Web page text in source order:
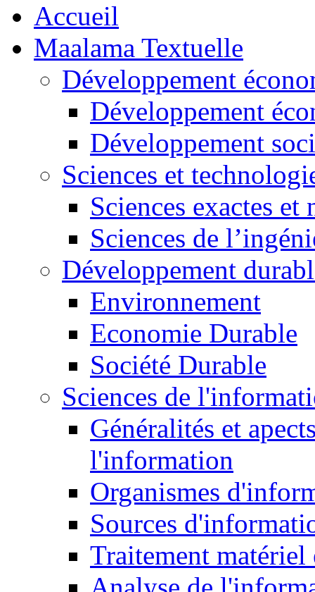
Accueil
Maalama Textuelle
Développement
Développement
Développement
Sciences et
Sciences exactes et
Sciences de
Développement
Environnement
Economie Durable
Société Durable
Sciences de
Généralités et
l'information
Organismes
Sources
Traitement matériel